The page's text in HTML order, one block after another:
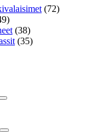
(72)
(38)
(35)